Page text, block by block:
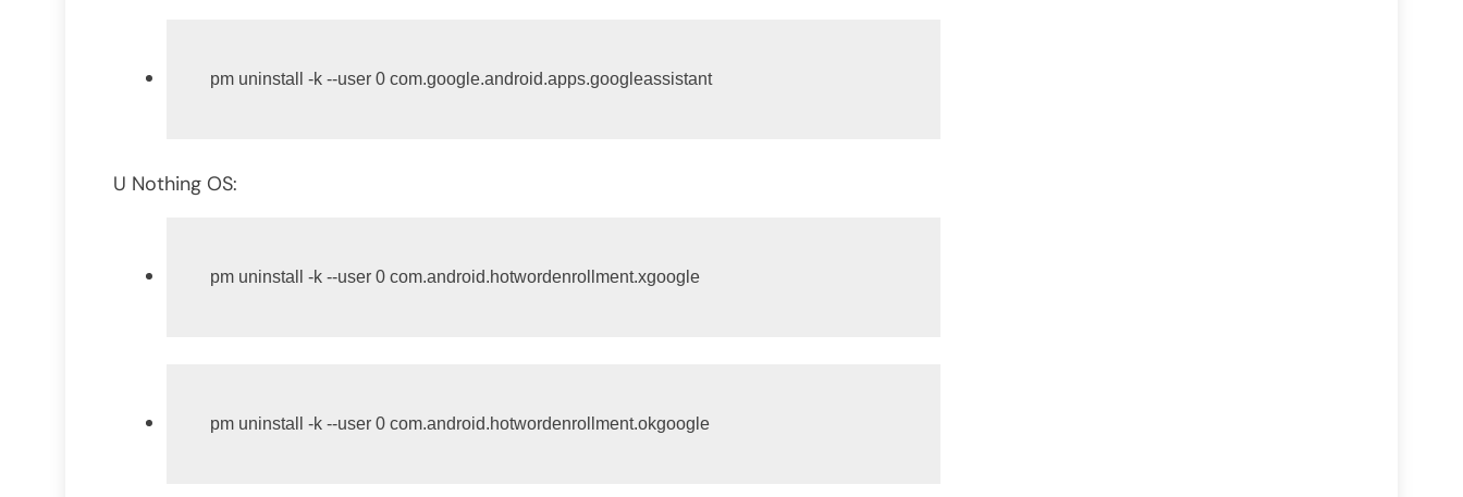
pm uninstall -k --user 0 com.google.android.apps.googleassistant
U Nothing OS:
pm uninstall -k --user 0 com.android.hotwordenrollment.xgoogle
pm uninstall -k --user 0 com.android.hotwordenrollment.okgoogle